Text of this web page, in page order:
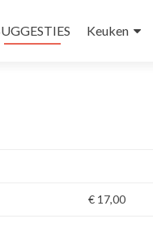
content
Keuken
€ 17,00